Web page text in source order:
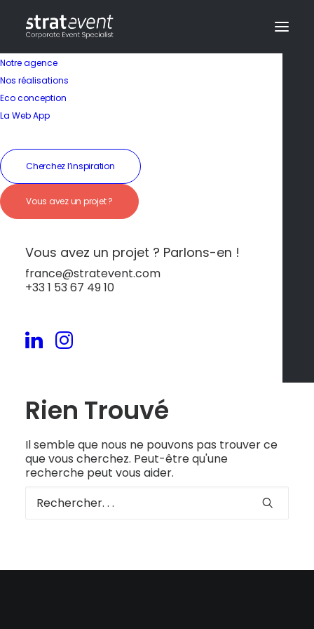
Notre agence
Nos réalisations
Eco conception
La Web App
Cherchez l’inspiration
Vous avez un projet ?
Vous avez un projet ? Parlons-en !
france@stratevent.com
+33 1 53 67 49 10
Îles de Madère et
Açores
Rien Trouvé
Il semble que nous ne pouvons pas trouver ce
que vous cherchez. Peut-être qu'une
recherche peut vous aider.